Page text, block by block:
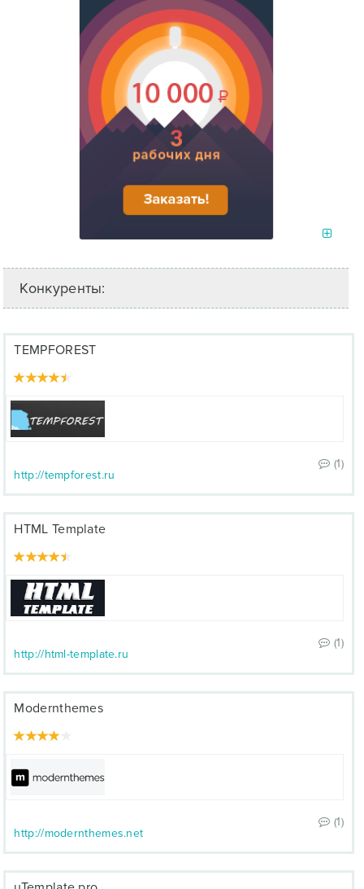
Конкуренты:
TEMPFOREST
(1)
http://tempforest.ru
HTML Template
(1)
http://html-template.ru
Modernthemes
(1)
http://modernthemes.net